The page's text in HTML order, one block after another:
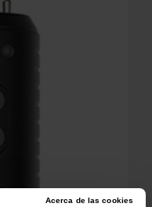
Acerca de las cookies